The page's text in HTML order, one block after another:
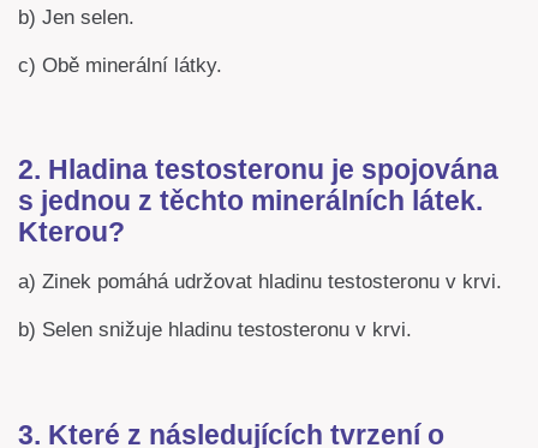
b) Jen selen.
c) Obě minerální látky.
2. Hladina testosteronu je spojována
s jednou z těchto minerálních látek.
Kterou?
a) Zinek pomáhá udržovat hladinu testosteronu v krvi.
b) Selen snižuje hladinu testosteronu v krvi.
3. Které z následujících tvrzení o